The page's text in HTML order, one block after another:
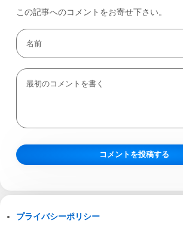
この記事へのコメントをお寄せ下さい。
プライバシーポリシー